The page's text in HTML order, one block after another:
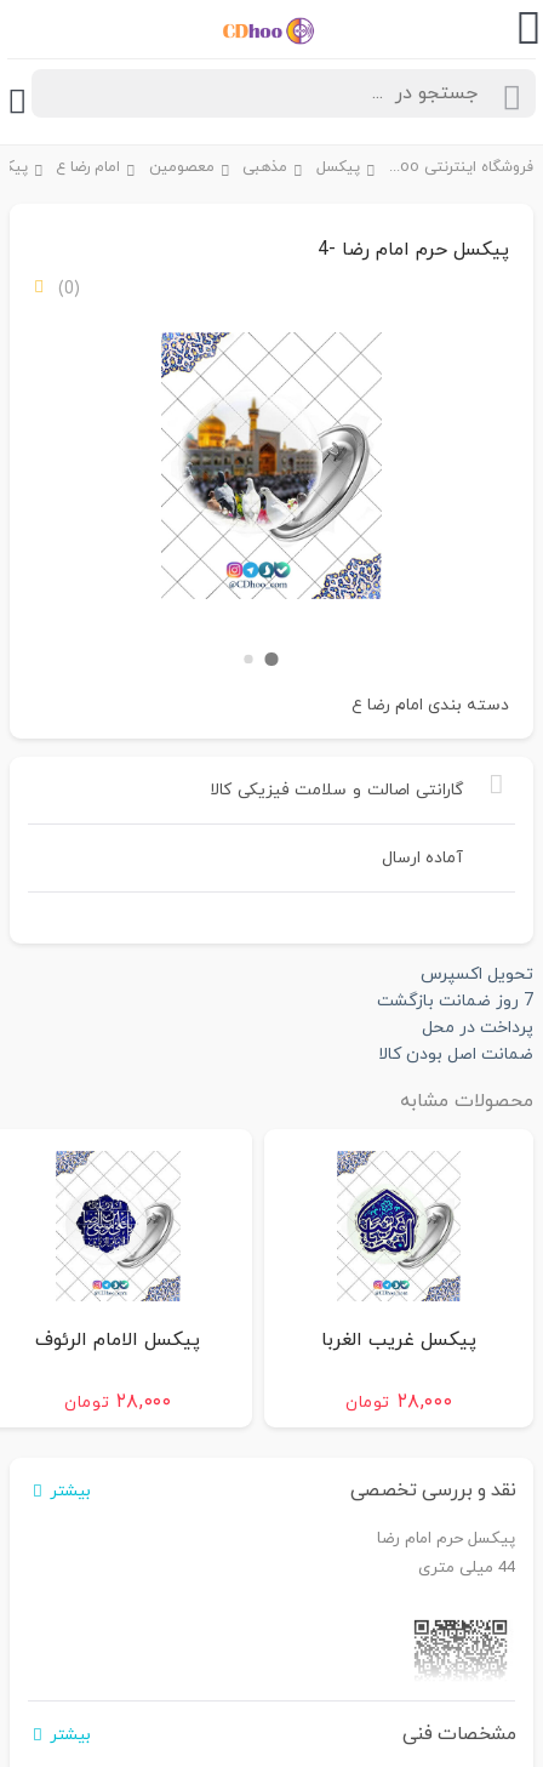
فروشگاه اینترنتی CDhoo پیکسل مذهبی معصومین امام رضا ع
پیکسل حرم امام رضا -4
(0)
دسته بندی امام رضا ع
گارانتی اصالت و سلامت فیزیکی کالا
آماده ارسال
تحویل اکسپرس
7 روز ضمانت بازگشت
پرداخت در محل
ضمانت اصل بودن کالا
محصولات مشابه
پیکسل غریب الغربا
۲۸,۰۰۰ تومان
پیکسل الامام الرئوف
۲۸,۰۰۰ تومان
نقد و بررسی تخصصی بیشتر
پیکسل حرم امام رضا
44 میلی متری
اگر برای خرید تمایل به عضویت در سایت ندارید،
مشخصات فنی بیشتر